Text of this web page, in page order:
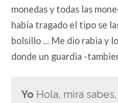
monedas y todas las
había tragado el tipo se
bolsillo ... Me dio rabia y
donde un guardia -
Yo Hola, mira